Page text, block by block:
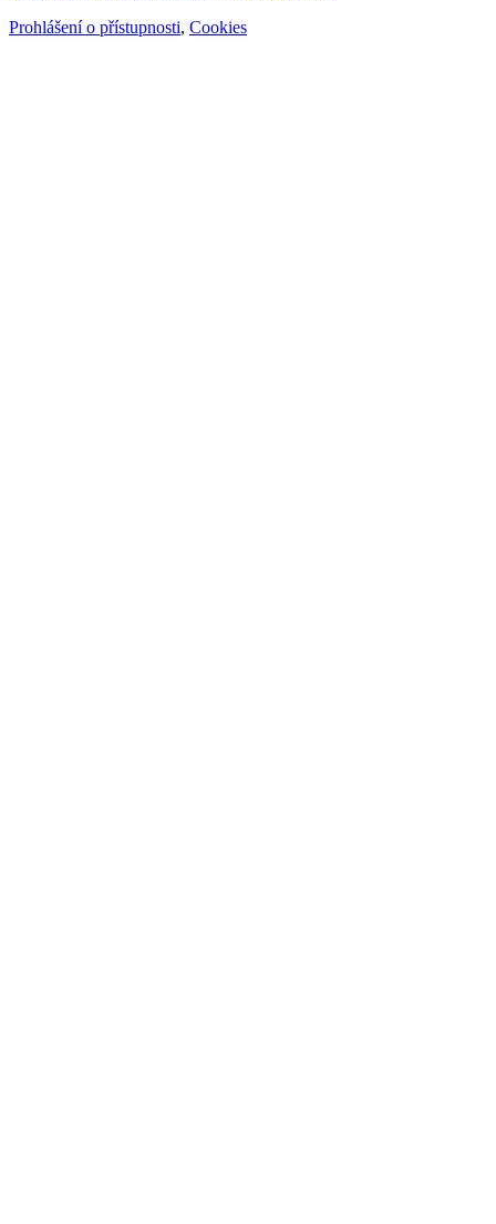
Prohlášení o přístupnosti, Cookies